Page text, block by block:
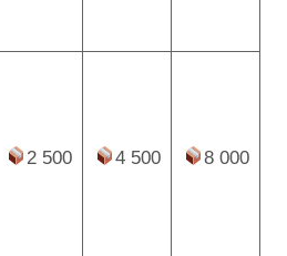
2 500 4 500 8 000